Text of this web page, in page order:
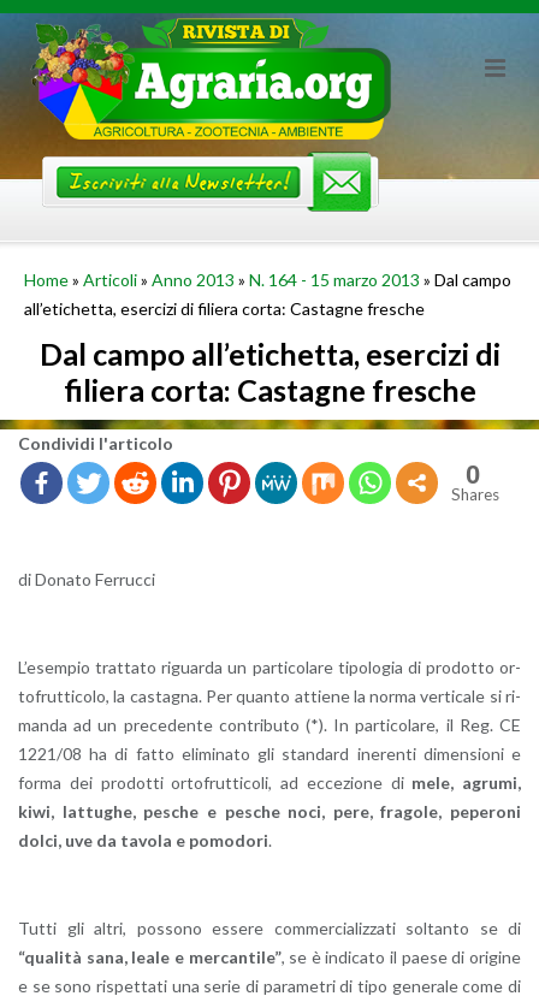
Skip
content
Home» Articoli» Anno 2013 » N. 164 - 15 marzo 2013 » Dal campo
all’etichetta, esercizi di filiera corta: Castagne fresche
Dal campo all’etichetta, esercizi di
filiera corta: Castagne fresche
Con­di­vi­di l'ar­ti­co­lo
0
Shares
di Do­na­to Fer­ruc­ci
L’e­sem­pio trat­ta­to ri­guar­da un par­ti­co­la­re ti­po­lo­gia di pro­dot­to or­
to­frut­ti­co­lo, la ca­sta­gna. Per quan­to at­tie­ne la norma ver­ti­ca­le si ri­
man­da ad un pre­ce­den­te con­tri­bu­to (*). In par­ti­co­la­re, il Reg. CE
1221/08 ha di fatto eli­mi­na­to gli stan­dard ine­ren­ti di­men­sio­ni e
forma dei pro­dot­ti or­to­frut­ti­co­li, ad ec­ce­zio­ne di mele, agru­mi,
kiwi, lat­tu­ghe, pe­sche e pe­sche noci, pere, fra­go­le, pe­pe­ro­ni
dolci, uve da ta­vo­la e po­mo­do­ri.
Tutti gli altri, pos­so­no es­se­re com­mer­cia­liz­za­ti sol­tan­to se di
“qua­li­tà sana, leale e mer­can­ti­le”, se è in­di­ca­to il paese di ori­gi­ne
e se sono ri­spet­ta­ti una serie di pa­ra­me­tri di tipo ge­ne­ra­le come di